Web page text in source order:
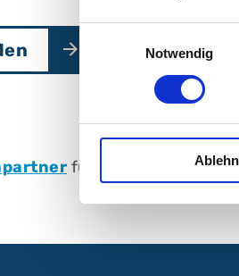
Notwendig
für Augenheilkunde